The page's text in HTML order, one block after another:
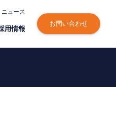
ニュース
⽤情報
お問い合わせ